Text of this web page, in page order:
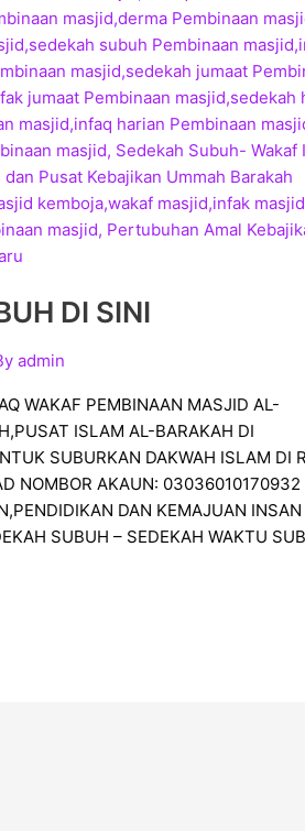
DI SINI
admin
WAKAF PEMBINAAN MASJID AL-
ISLAM AL-BARAKAH DI
SUBURKAN DAKWAH ISLAM DI
NOMBOR AKAUN: 03036010170932
DAN KEMAJUAN INSAN
SUBUH – SEDEKAH WAKTU